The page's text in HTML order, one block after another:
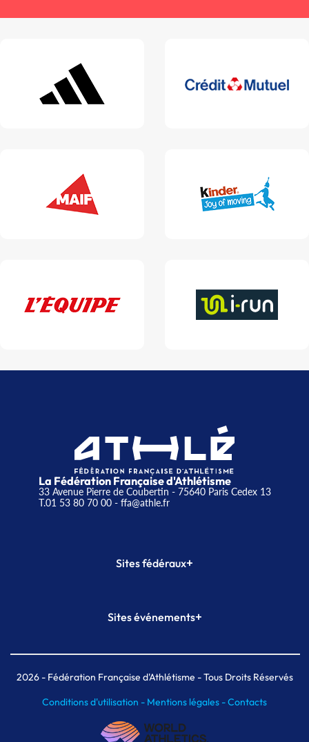
La Fédération Française d'Athlétisme
33 Avenue Pierre de Coubertin - 75640 Paris Cedex 13
T.01 53 80 70 00- ffa@athle.fr
Sites fédéraux+
Plateforme Formation
Sites événements+
Meeting de Paris indoor
MAIF Ekiden de Paris
2026- Fédération Française d'Athlétisme - Tous Droits Réservés
Conditions d'utilisation - Mentions légales -Contacts